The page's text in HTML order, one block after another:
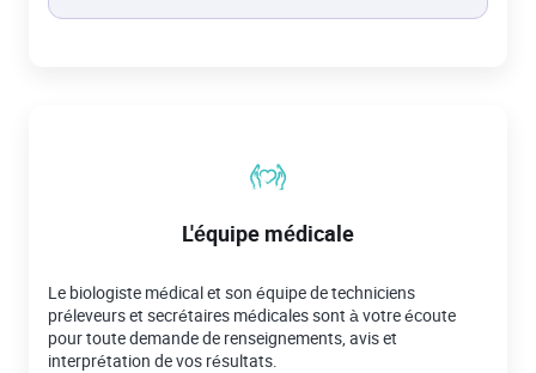
L'équipe médicale
Le biologiste médical et son équipe de techniciens
préleveurs et secrétaires médicales sont à votre écoute
pour toute demande de renseignements, avis et
interprétation de vos résultats.